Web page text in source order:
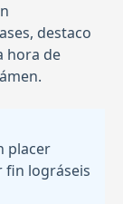
destaco
hora de
placer
fin lográseis